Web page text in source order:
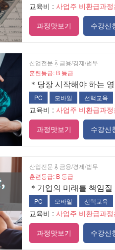
교육비 : 사업주 비환급과
과정맛보기
수강신
산업전문  금융/경제/법무
훈련등급: B 등급
＊당장 시작해야 하는
PC 모바일 선택교육
교육비 : 사업주 비환급과
과정맛보기
수강신
산업전문  금융/경제/법무
훈련등급: B 등급
＊기업의 미래를 책임
PC 모바일 선택교육
교육비 : 사업주 비환급과
과정맛보기
수강신